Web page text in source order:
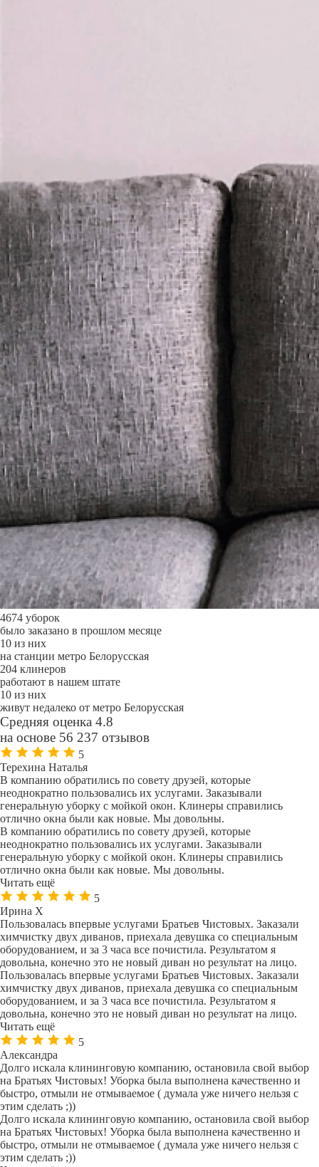
4674 уборок
было заказано в прошлом месяце
10 из них
на станции метро Белорусская
204 клинеров
работают в нашем штате
10 из них
живут недалеко от метро Белорусская
Средняя оценка 4.8
на основе 56 237 отзывов
5
Терехина Наталья
В компанию обратились по совету друзей, которые
неоднократно пользовались их услугами. Заказывали
генеральную уборку с мойкой окон. Клинеры справились
отлично окна были как новые. Мы довольны.
В компанию обратились по совету друзей, которые
неоднократно пользовались их услугами. Заказывали
генеральную уборку с мойкой окон. Клинеры справились
отлично окна были как новые. Мы довольны.
Читать ещё
5
Ирина Х
Пользовалась впервые услугами Братьев Чистовых. Заказали
химчистку двух диванов, приехала девушка со специальным
оборудованием, и за 3 часа все почистила. Результатом я
довольна, конечно это не новый диван но результат на лицо.
Пользовалась впервые услугами Братьев Чистовых. Заказали
химчистку двух диванов, приехала девушка со специальным
оборудованием, и за 3 часа все почистила. Результатом я
довольна, конечно это не новый диван но результат на лицо.
Читать ещё
5
Александра
Долго искала клининговую компанию, остановила свой выбор
на Братьях Чистовых! Уборка была выполнена качественно и
быстро, отмыли не отмываемое ( думала уже ничего нельзя с
этим сделать ;))
Долго искала клининговую компанию, остановила свой выбор
на Братьях Чистовых! Уборка была выполнена качественно и
быстро, отмыли не отмываемое ( думала уже ничего нельзя с
этим сделать ;))